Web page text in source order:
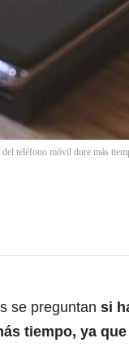
teléfono móvil dure más
se preguntan si
tiempo, ya